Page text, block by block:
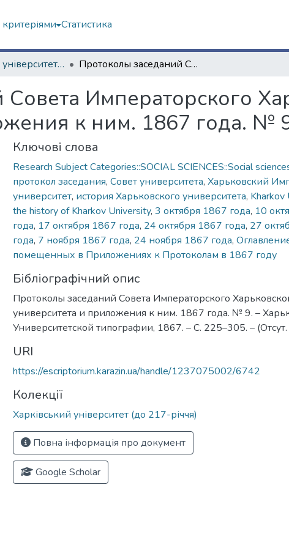
Статистика
Харківський університет (до 217-річчя) Протоколы заседаний Совета Императорского Харьковского университета и приложения к ним. 1867 года. № 9
Императорского
к ним. 1867 года. №
Ключові слова
Research Subject Categories::SOCIAL SCIENCES::Social
протокол заседания, Совет университета, Харьковский
университет, история Харьковского университета, Kharkov
the history of Kharkov University, 3 октября 1867 года, 10
года, 17 октября 1867 года, 24 октября 1867 года, 27
года, 7 ноября 1867 года, 24 ноября 1867 года,
помещенных в Приложениях к Протоколам в 1867 году
Бібліографічний опис
Протоколы заседаний Совета Императорского
университета и приложения к ним. 1867 года. № 9. –
Университетской типографии, 1867. – С. 225–305. –
URI
https://escriptorium.karazin.ua/handle/1237075002/6742
Колекції
Харківський університет (до 217-річчя)
Повна інформація про документ
Google Scholar